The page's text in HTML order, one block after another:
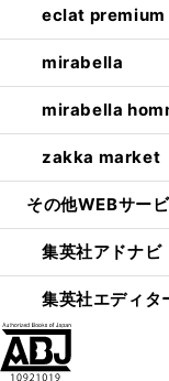
eclat premium
mirabella
mirabella
zakka market
その他WEBサー
集英社アドナビ
集英社エディタ